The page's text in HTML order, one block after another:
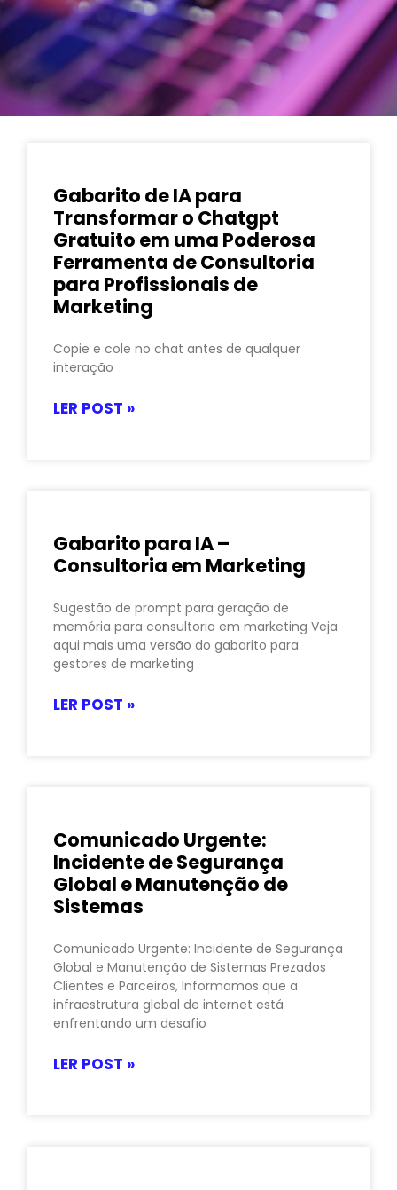
Gabarito de IA para
Transformar o Chatgpt
Gratuito em uma Poderosa
Ferramenta de Consultoria
para Profissionais de
Marketing
Copie e cole no chat antes de qualquer
interação
LER POST »
Gabarito para IA –
Consultoria em Marketing
Sugestão de prompt para geração de
memória para consultoria em marketing Veja
aqui mais uma versão do gabarito para
gestores de marketing
LER POST »
Comunicado Urgente:
Incidente de Segurança
Global e Manutenção de
Sistemas
Comunicado Urgente: Incidente de Segurança
Global e Manutenção de Sistemas Prezados
Clientes e Parceiros, Informamos que a
infraestrutura global de internet está
enfrentando um desafio
LER POST »